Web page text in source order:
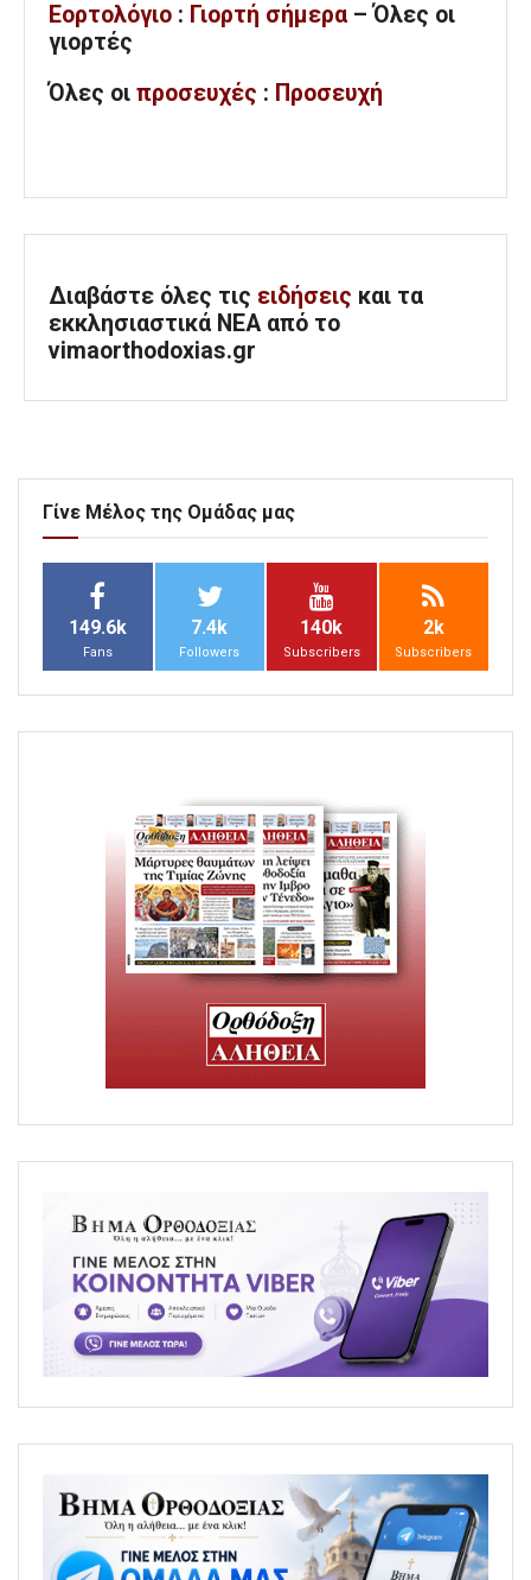
Εορτολόγιο : Γιορτή σήμερα – Όλες οι
γιορτές
Όλες οι προσευχές : Προσευχή
Διαβάστε όλες τις ειδήσεις και τα
εκκλησιαστικά ΝΕΑ από το
vimaorthodoxias.gr
Γίνε Μέλος της Ομάδας μας
149.6k
Fans
7.4k
Followers
140k
Subscribers
2k
Subscribers